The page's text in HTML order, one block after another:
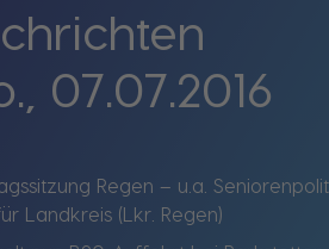
07.07.2016
Regen – u.a.
Landkreis (Lkr. Regen)